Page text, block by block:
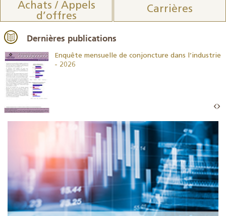
Achats / Appels
d’offres
Carrières
Dernières publications
Enquête mensuelle de conjoncture dans l’industrie
- 2026